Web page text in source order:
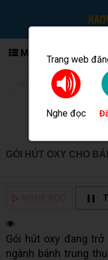
Trang web
Nghe đọc
MENU
GÓI HÚT OXY CHO
▷
Gói hút oxy đang
ngành bánh trung